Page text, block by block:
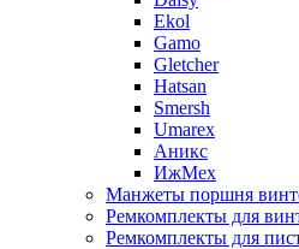
Ekol
Gamo
Gletcher
Hatsan
Smersh
Umarex
Аникс
ИжМех
Манжеты поршня
Ремкомплекты для
Ремкомплекты для